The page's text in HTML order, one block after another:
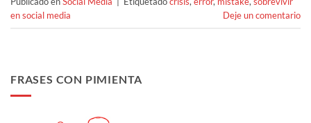
en social media
Deje un comentario
FRASES CON PIMIENTA